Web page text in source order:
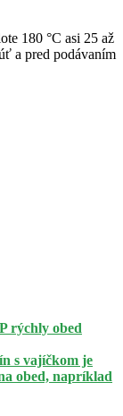
180 °C asi 25 až
a pred podávaním
rýchly obed
s vajíčkom je
obed, napríklad